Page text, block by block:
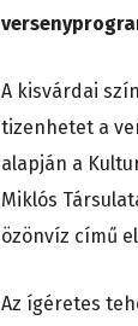
A kisvárdai
tizenhetet a
alapján a
Miklós
özönvíz című
Az ígéretes